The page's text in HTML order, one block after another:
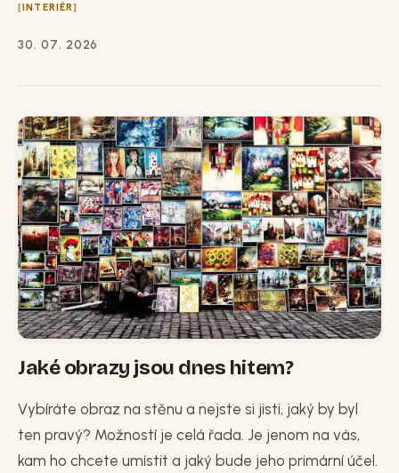
INTERIÉR
30. 07. 2026
Jaké obrazy jsou dnes hitem?
Vybíráte obraz na stěnu a nejste si jisti, jaký by byl
ten pravý? Možností je celá řada. Je jenom na vás,
kam ho chcete umístit a jaký bude jeho primární účel.